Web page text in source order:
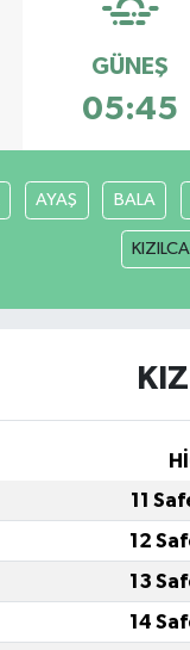
GÜNEŞ
05:45
AYAŞ BALA
11
12
13
14